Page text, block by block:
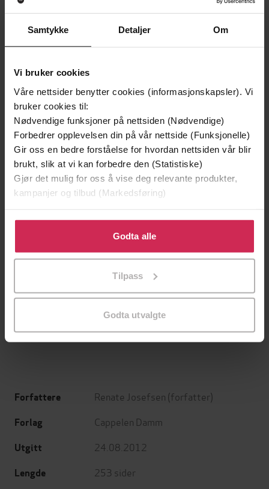
Samtykke Detaljer Om
Vi bruker cookies
Våre nettsider benytter cookies (informasjonskapsler). Vi
bruker cookies til:
Nødvendige funksjoner på nettsiden (Nødvendige)
Forbedrer opplevelsen din på vår nettside (Funksjonelle)
Gir oss en bedre forståelse for hvordan nettsiden vår blir
brukt, slik at vi kan forbedre den (Statistiske)
Gjør det mulig for oss å vise deg relevante produkter,
kampanjer og tilbud (Markedsføring)
Klikk på «Godta alle» for å gi oss ditt samtykke til å
bruke cookies for alle disse formålene. Du kan også
tilpasse ditt samtykke til spesifikke formål ved å klikke
Godta alle
Tilpass
Godta utvalgte
EBOK
Andre har også kjøpt
Hjertets stemme
Anne Marie Meyer
EBOK
Det nye livet
EBOK
Forfattere Renate Josefsen (forfatter)
Forlag Cappelen Damm
Utgitt 24.08.2012
Lengde 253 sider